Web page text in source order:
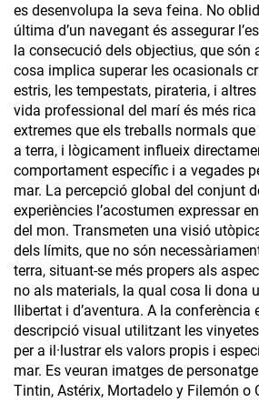
es desenvolupa la seva feina. No
última d’un navegant és assegurar
la consecució dels objectius, que són
cosa implica superar les ocasionals
estris, les tempestats, pirateria, i
vida professional del marí és més
extremes que els treballs normals
a terra, i lògicament influeix
comportament específic i a vegades
mar. La percepció global del conjunt
experiències l’acostumen expressar
del mon. Transmeten una visió
dels límits, que no són
terra, situant-se més propers als
no als materials, la qual cosa li dona
llibertat i d’aventura. A la conferència
descripció visual utilitzant les
per a il·lustrar els valors propis i
mar. Es veuran imatges de
Tintin, Astérix, Mortadelo y Filemón o